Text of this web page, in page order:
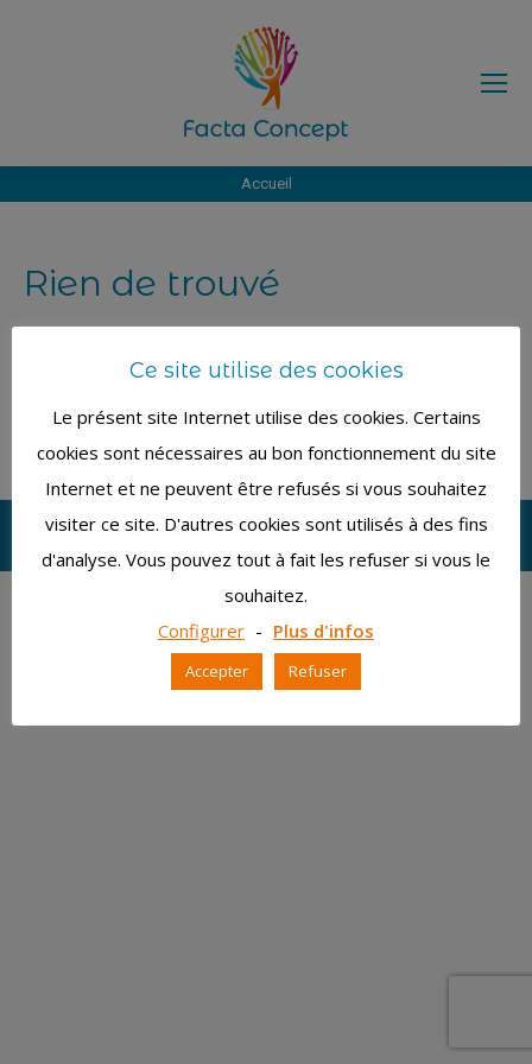
Vous êtes ici :
Accueil
Rien de trouvé
Nous ne trouvons pas ce que vous cherchez. La barre
de recherche pourrait vous être utile
Search:
© ByPoush
Menu du bas
Ce site utilise des cookies
Le présent site Internet utilise des cookies. Certains
cookies sont nécessaires au bon fonctionnement du site
Internet et ne peuvent être refusés si vous souhaitez
visiter ce site. D'autres cookies sont utilisés à des fins
d'analyse. Vous pouvez tout à fait les refuser si vous le
souhaitez.
Configurer - Plus d'infos
Accepter Refuser